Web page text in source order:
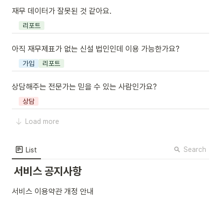
재무 데이터가 잘못된 것 같아요.
리포트
아직 재무제표가 없는 신설 법인인데 이용 가능한가요?
가입 리포트
상담해주는 전문가는 믿을 수 있는 사람인가요?
상담
Load more
List Search
서비스 공지사항
서비스 이용약관 개정 안내